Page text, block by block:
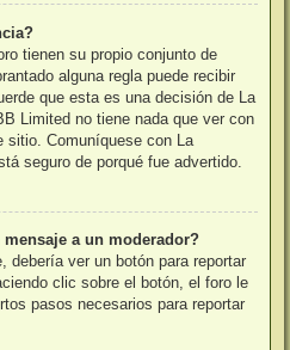
tienen su propio conjunto de
alguna regla puede recibir
que esta es una decisión de La
Limited no tiene nada que ver con
sitio. Comuníquese con La
seguro de porqué fue advertido.
a un moderador?
debería ver un botón para reportar
clic sobre el botón, el foro le
pasos necesarios para reportar